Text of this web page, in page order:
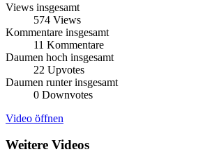
Views insgesamt
574 Views
Kommentare insgesamt
11 Kommentare
Daumen hoch insgesamt
22 Upvotes
Daumen runter insgesamt
0 Downvotes
Video öffnen
Weitere Videos